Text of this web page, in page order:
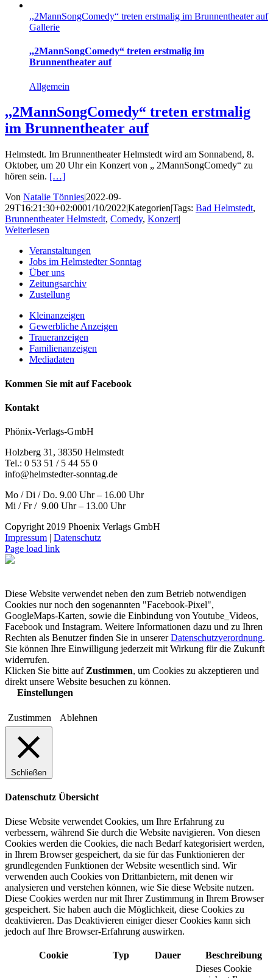
,,2MannSongComedy“ treten erstmalig im Brunnentheater auf
Gallerie
,,2MannSongComedy“ treten erstmalig im
Brunnentheater auf
Allgemein
,,2MannSongComedy“ treten erstmalig
im Brunnentheater auf
Helmstedt. Im Brunnentheater Helmstedt wird am Sonnabend, 8.
Oktober, um 20 Uhr ein Konzert von „ 2MannSongComedy“ zu
hören sein. […]
Von Natalie Tönnies|2022-09-
29T16:21:30+02:0001/10/2022|Kategorien|Tags: Bad Helmstedt,
Brunnentheater Helmstedt, Comedy, Konzert|
Weiterlesen
Veranstaltungen
Jobs im Helmstedter Sonntag
Über uns
Zeitungsarchiv
Zustellung
Kleinanzeigen
Gewerbliche Anzeigen
Traueranzeigen
Familienanzeigen
Mediadaten
Kommen Sie mit auf Facebook
Kontakt
Phönix-Verlags-GmbH
Holzberg 31, 38350 Helmstedt
Tel.: 0 53 51 / 5 44 55 0
info@helmstedter-sonntag.de
Mo / Di / Do. 9.00 Uhr – 16.00 Uhr
Mi / Fr / 9.00 Uhr – 13.00 Uhr
Copyright 2019 Phoenix Verlags GmbH
Impressum | Datenschutz
Page load link
Diese Website verwendet neben den zum Betrieb notwendigen
Cookies nur noch den sogenannten "Facebook-Pixel",
GoogleMaps-Karten, sowie die Einbindung von Youtube_Videos,
Facebook und Instagram. Weitere Informationen dazu und zu Ihren
Rechten als Benutzer finden Sie in unsererDatenschutzverordnung.
Sie können Ihre Einwilligung jederzeit mit Wirkung für die Zukunft
widerrufen.
Klicken Sie bitte auf Zustimmen, um Cookies zu akzeptieren und
direkt unsere Website besuchen zu können.
Einstellungen
Zustimmen Ablehnen
Schließen
Datenschutz Übersicht
Diese Website verwendet Cookies, um Ihre Erfahrung zu
verbessern, während Sie durch die Website navigieren. Von diesen
Cookies werden die Cookies, die nach Bedarf kategorisiert werden,
in Ihrem Browser gespeichert, da sie für das Funktionieren der
grundlegenden Funktionen der Website wesentlich sind. Wir
verwenden auch Cookies von Drittanbietern, mit denen wir
analysieren und verstehen können, wie Sie diese Website nutzen.
Diese Cookies werden nur mit Ihrer Zustimmung in Ihrem Browser
gespeichert. Sie haben auch die Möglichkeit, diese Cookies zu
deaktivieren. Das Deaktivieren einiger dieser Cookies kann sich
jedoch auf Ihre Browser-Erfahrung auswirken.
Cookie Typ Dauer
Beschreibung
Dieses Cookie